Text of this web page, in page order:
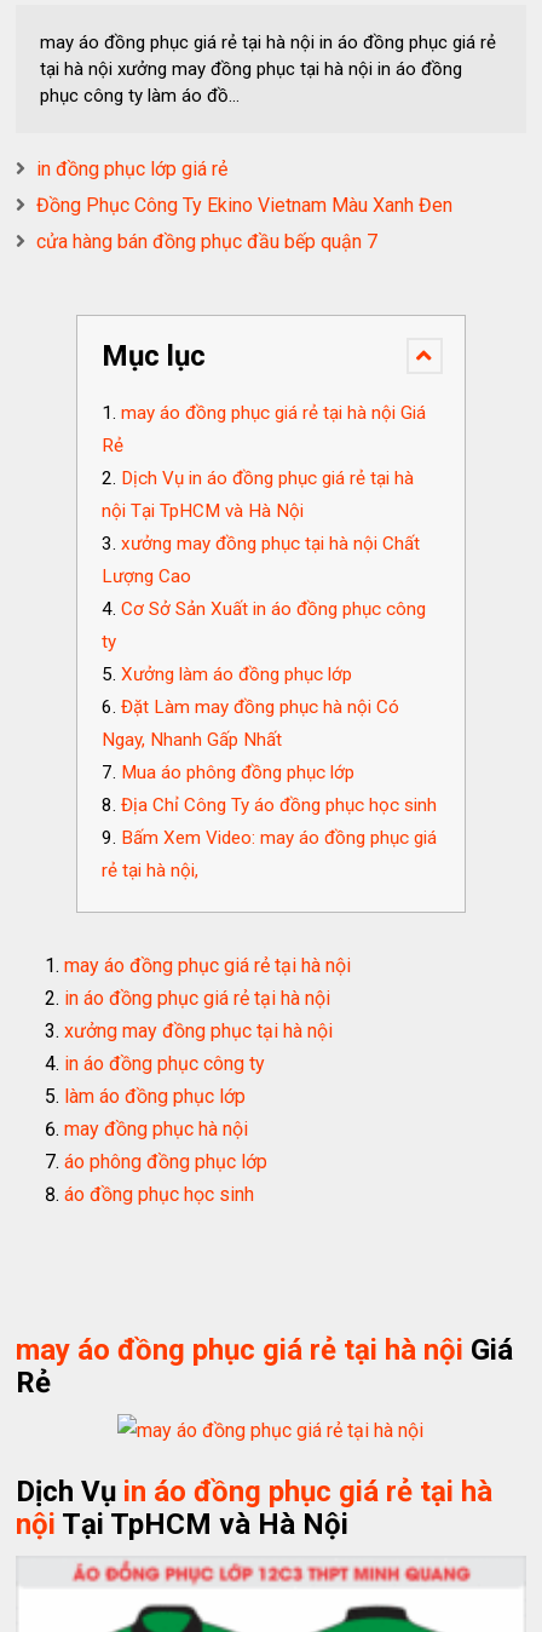
may áo đồng phục giá rẻ tại hà nội in áo đồng phục giá rẻ
tại hà nội xưởng may đồng phục tại hà nội in áo đồng
phục công ty làm áo đồ...
in đồng phục lớp giá rẻ
Đồng Phục Công Ty Ekino Vietnam Màu Xanh Đen
cửa hàng bán đồng phục đầu bếp quận 7
Mục lục
may áo đồng phục giá rẻ tại hà nội Giá
Rẻ
Dịch Vụ in áo đồng phục giá rẻ tại hà
nội Tại TpHCM và Hà Nội
xưởng may đồng phục tại hà nội Chất
Lượng Cao
Cơ Sở Sản Xuất in áo đồng phục công
ty
Xưởng làm áo đồng phục lớp
Đặt Làm may đồng phục hà nội Có
Ngay, Nhanh Gấp Nhất
Mua áo phông đồng phục lớp
Địa Chỉ Công Ty áo đồng phục học sinh
Bấm Xem Video: may áo đồng phục giá
rẻ tại hà nội,
may áo đồng phục giá rẻ tại hà nội
in áo đồng phục giá rẻ tại hà nội
xưởng may đồng phục tại hà nội
in áo đồng phục công ty
làm áo đồng phục lớp
may đồng phục hà nội
áo phông đồng phục lớp
áo đồng phục học sinh
may áo đồng phục giá rẻ tại hà nội Giá
Rẻ
Dịch Vụ in áo đồng phục giá rẻ tại hà
nội Tại TpHCM và Hà Nội